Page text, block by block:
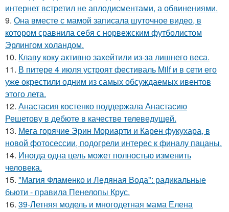
интернет встретил не аплодисментами, а обвинениями.
9. Она вместе с мамой записала шуточное видео, в
котором сравнила себя с норвежским футболистом
Эрлингом холандом.
10. Клаву коку активно захейтили из-за лишнего веса.
11. В питере 4 июля устроят фестиваль Milf и в сети его
уже окрестили одним из самых обсуждаемых ивентов
этого лета.
12. Анастасия костенко поддержала Анастасию
Решетову в дебюте в качестве телеведущей.
13. Мега горячие Эрин Мориарти и Карен фукухара, в
новой фотосессии, подогрели интерес к финалу пацаны.
14. Иногда одна цель может полностью изменить
человека.
15. "Магия Фламенко и Ледяная Вода": радикальные
бьюти - правила Пенелопы Крус.
16. 39-Летняя модель и многодетная мама Елена